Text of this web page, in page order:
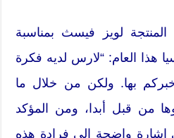
لويز فيسث بمناسبة
هذا العام: “لارس لديه فكرة
بها. ولكن من خلال ما
من قبل أبدا، ومن المؤكد
إشارة واضحة إلى فرادة هذه